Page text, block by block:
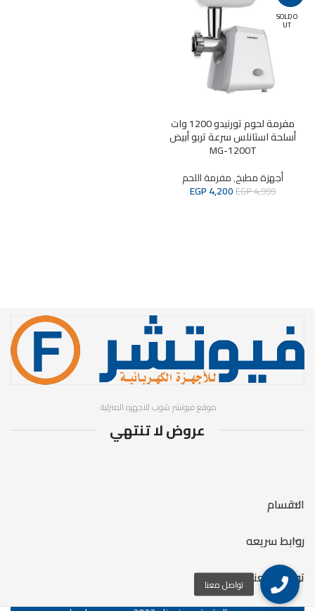
SOLD O
UT
مفرمة لحوم تورنيدو 1200 وات
أسلحة استانلس سرعة تربو أبيض
MG-1200T
أجهزة مطبخ,مفرمة اللحم
EGP4,999
EGP4,200
موقع فيوتشر شوب للاجهزه المنزلية
عروض لا تنتهي
الاقسام
روابط سريعه
تواصل معنا